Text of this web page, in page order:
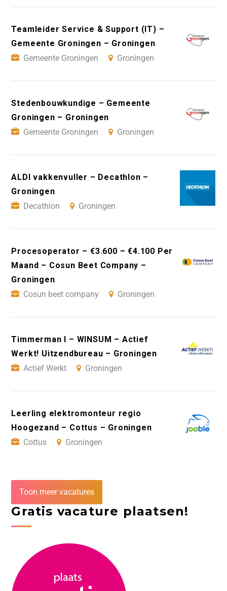
Teamleider Service & Support (IT) –
Gemeente Groningen – Groningen
Gemeente Groningen
Groningen
Stedenbouwkundige – Gemeente
Groningen – Groningen
Gemeente Groningen
Groningen
ALDI vakkenvuller – Decathlon –
Groningen
Decathlon
Groningen
Procesoperator – €3.600 – €4.100 Per
Maand – Cosun Beet Company –
Groningen
Cosun beet company
Groningen
Timmerman I – WINSUM – Actief
Werkt! Uitzendbureau – Groningen
Actief Werkt
Groningen
Leerling elektromonteur regio
Hoogezand – Cottus – Groningen
Cottus
Groningen
Toon meer vacatures
Gratis vacature plaatsen!